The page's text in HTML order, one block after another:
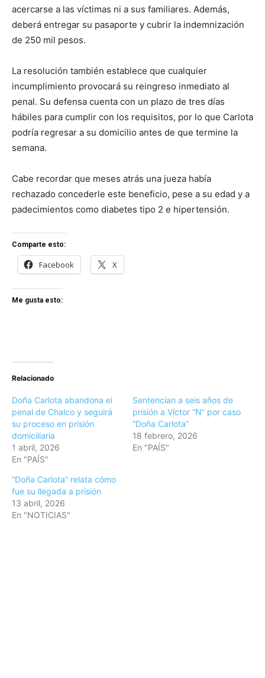
acercarse a las víctimas ni a sus familiares. Además,
deberá entregar su pasaporte y cubrir la indemnización
de 250 mil pesos.
La resolución también establece que cualquier
incumplimiento provocará su reingreso inmediato al
penal. Su defensa cuenta con un plazo de tres días
hábiles para cumplir con los requisitos, por lo que Carlota
podría regresar a su domicilio antes de que termine la
semana.
Cabe recordar que meses atrás una jueza había
rechazado concederle este beneficio, pese a su edad y a
padecimientos como diabetes tipo 2 e hipertensión.
Comparte esto:
Facebook X
Me gusta esto:
Relacionado
Doña Carlota abandona el
penal de Chalco y seguirá
su proceso en prisión
domiciliaria
1 abril, 2026
En "PAÍS"
Sentencian a seis años de
prisión a Víctor “N” por caso
“Doña Carlota”
18 febrero, 2026
En "PAÍS"
“Doña Carlota” relata cómo
fue su llegada a prisión
13 abril, 2026
En "NOTICIAS"